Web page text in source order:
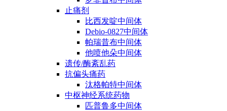
止痛剂
比西发啶中间体
Debio-0827中间体
帕瑞昔布中间体
他喷他朵中间体
遗传/酶紊乱药
抗偏头痛药
汰格帕特中间体
中枢神经系统药物
匹普鲁多中间体